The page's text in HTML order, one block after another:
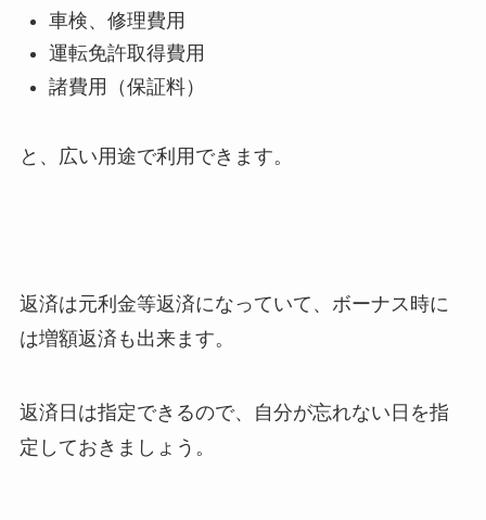
車検、修理費用
運転免許取得費用
諸費用（保証料）
と、広い用途で利用できます。
返済は元利金等返済になっていて、ボーナス時に
は増額返済も出来ます。
返済日は指定できるので、自分が忘れない日を指
定しておきましょう。